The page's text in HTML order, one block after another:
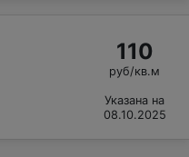
110
руб/кв.м
Указана на
08.10.2025